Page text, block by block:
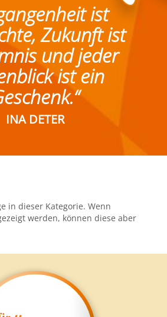
ist
Zukunft ist
und jeder
ist ein
INA DETER
in dieser Kategorie. Wenn
werden, können diese aber